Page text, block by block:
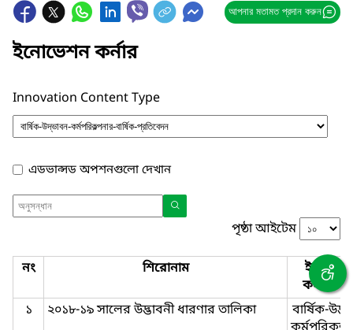
আপনার মতামত প্রদান করুন
ইনোভেশন কর্নার
Innovation Content Type
এডভান্সড অপশনগুলো দেখান
পৃষ্ঠা আইটেম
নং শিরোনাম
কর্নার
১
২০১৮-১৯ সালের উদ্ভাবনী ধারণার তালিকা
বার্ষিক-